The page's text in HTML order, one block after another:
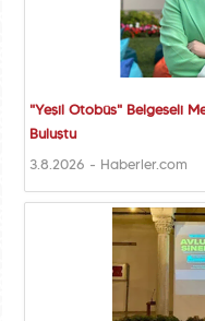
"Yeşil Otobüs" Belgeseli
Buluştu
3.8.2026 - Haberler.com